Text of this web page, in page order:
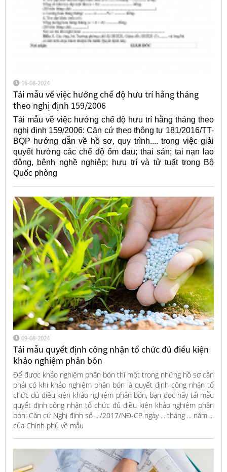
16-08-2024
Tải mẫu về việc hưởng chế độ hưu trí hằng tháng
theo nghị định 159/2006
Tải mẫu về việc hưởng chế độ hưu trí hằng tháng theo
nghị định 159/2006: Căn cứ theo thông tư 181/2016/TT-
BQP hướng dẫn về hồ sơ, quy trình.... trong việc giải
quyết hưởng các chế độ ốm đau; thai sản; tai nạn lao
động, bệnh nghề nghiệp; hưu trí và tử tuất trong Bộ
Quốc phòng
09-08-2024
Tải mẫu quyết định công nhận tổ chức đủ điều kiện
khảo nghiệm phân bón
Để được khảo nghiệm phân bón thì một trong những hồ sơ cần
phải có khi khảo nghiệm phân bón là quyết định công nhận tổ
chức đủ điều kiện khảo nghiệm phân bón, bạn đọc hãy tải mẫu
quyết định công nhận tổ chức đủ điều kiện khảo nghiệm phân
bón: Căn cứ Nghị định số .../2017/NĐ-CP ngày ... tháng ... năm ...
của Chính phủ về mẫu